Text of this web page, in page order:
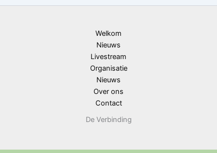
Welkom
Nieuws
Livestream
Organisatie
Nieuws
Over ons
Contact
De Verbinding